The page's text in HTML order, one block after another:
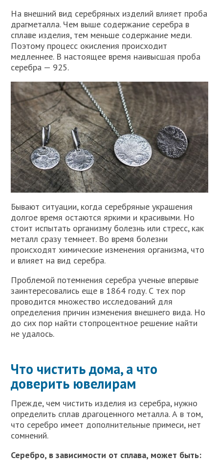
На внешний вид серебряных изделий влияет проба
драгметалла. Чем выше содержание серебра в
сплаве изделия, тем меньше содержание меди.
Поэтому процесс окисления происходит
медленнее. В настоящее время наивысшая проба
серебра — 925.
Бывают ситуации, когда серебряные украшения
долгое время остаются яркими и красивыми. Но
стоит испытать организму болезнь или стресс, как
металл сразу темнеет. Во время болезни
происходят химические изменения организма, что
и влияет на вид серебра.
Проблемой потемнения серебра ученые впервые
заинтересовались еще в 1864 году. С тех пор
проводится множество исследований для
определения причин изменения внешнего вида. Но
до сих пор найти стопроцентное решение найти
не удалось.
Что чистить дома, а что
доверить ювелирам
Прежде, чем чистить изделия из серебра, нужно
определить сплав драгоценного металла. А в том,
что серебро имеет дополнительные примеси, нет
сомнений.
Серебро, в зависимости от сплава, может быть: